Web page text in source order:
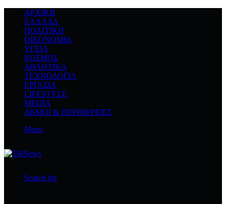
ΑΡΧΙΚΉ
ΕΛΛΆΔΑ
ΠΟΛΙΤΙΚΉ
ΟΙΚΟΝΟΜΊΑ
ΥΓΕΊΑ
ΚΌΣΜΟΣ
ΑΘΛΗΤΙΚΆ
ΤΕΧΝΟΛΟΓΙΆ
ΕΡΓΑΣΊΑ
LIFESTYLE
MEDIA
ΔΉΜΟΙ & ΠΕΡΙΦΈΡΕΙΕΣ
Menu
Search for